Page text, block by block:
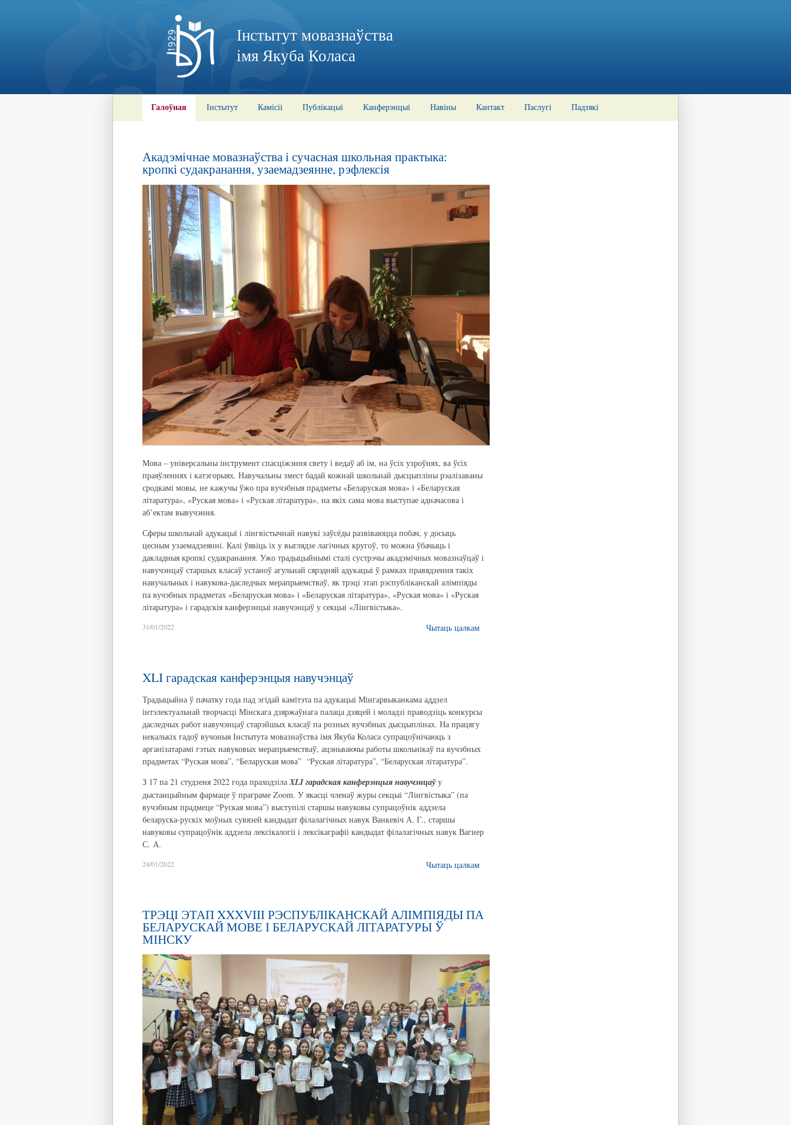
Інстытут мовазнаўства
імя Якуба Коласа
Галоўная Інстытут Камісіі Публікацыі Канферэнцыі Навіны Кантакт Паслугі Падзякі
Акадэмічнае мовазнаўства і сучасная школьная практыка:
кропкі судакранання, узаемадзеянне, рэфлексія
Мова – універсальны інструмент спасціжэння свету і ведаў аб ім, на ўсіх узроўнях, ва ўсіх
праяўленнях і катэгорыях. Навучальны змест бадай кожнай школьнай дысцыпліны рэалізаваны
сродкамі мовы, не кажучы ўжо пра вучэбныя прадметы «Беларуская мова» і «Беларуская
літаратура», «Руская мова» і «Руская літаратура», на якіх сама мова выступае адначасова і
аб’ектам вывучэння.
Сферы школьнай адукацыі і лінгвістычнай навукі заўсёды развіваюцца побач, у досыць
цесным узаемадзеянні. Калі ўявіць іх у выглядзе лагічных кругоў, то можна ўбачыць і
дакладныя кропкі судакранання. Ужо традыцыйнымі сталі сустрэчы акадэмічных мовазнаўцаў і
навучэнцаў старшых класаў устаноў агульнай сярэдняй адукацыі ў рамках правядзення такіх
навучальных і навукова-даследчых мерапрыемстваў, як трэці этап рэспубліканскай алімпіяды
па вучэбных прадметах «Беларуская мова» і «Беларуская літаратура», «Руская мова» і «Руская
літаратура» і гарадскія канферэнцыі навучэнцаў у секцыі «Лінгвістыка».
31/01/2022 Чытаць цалкам
XLI гарадская канферэнцыя навучэнцаў
Традыцыйна ў пачатку года пад эгідай камітэта па адукацыі Мінгарвыканкама аддзел
інтэлектуальнай творчасці Мінскага дзяржаўнага палаца дзяцей і моладзі праводзіць конкурсы
даследчых работ навучэнцаў старэйшых класаў па розных вучэбных дысцыплінах. На працягу
некалькіх гадоў вучоныя Інстытута мовазнаўства імя Якуба Коласа супрацоўнічаюць з
арганізатарамі гэтых навуковых мерапрыемстваў, ацэньваючы работы школьнікаў па вучэбных
прадметах “Руская мова”, “Беларуская мова” “Руская літаратура”, “Беларуская літаратура”.
З 17 па 21 студзеня 2022 года праходзіла XLI гарадская канферэнцыя навучэнцаўу
дыстанцыйным фармаце ў праграме Zoom. У якасці членаў журы секцыі “Лінгвістыка” (па
вучэбным прадмеце “Руская мова”) выступілі старшы навуковы супрацоўнік аддзела
беларуска-рускіх моўных сувязей кандыдат філалагічных навук Ванкевіч А. Г., старшы
навуковы супрацоўнік аддзела лексікалогіі і лексікаграфіі кандыдат філалагічных навук Вагнер
С. А.
24/01/2022 Чытаць цалкам
ТРЭЦІ ЭТАП XXXVIIІ РЭСПУБЛІКАНСКАЙ АЛІМПІЯДЫ ПА
БЕЛАРУСКАЙ МОВЕ І БЕЛАРУСКАЙ ЛІТАРАТУРЫ Ў
МІНСКУ